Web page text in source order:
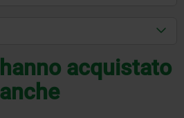
acquistato
anche